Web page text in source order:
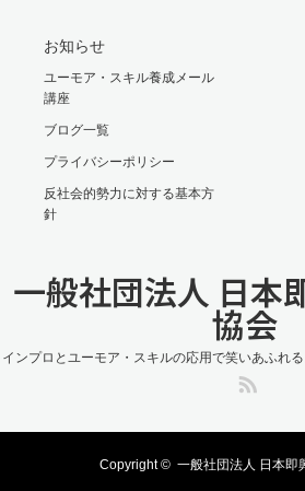
お知らせ
ユーモア・スキル養成メール
講座
ブログ一覧
プライバシーポリシー
反社会的勢力に対する基本方
針
一般社団法人 日本
協会
インプロとユーモア・スキルの応用で笑いあふれ
Copyright © 一般社団法人 日本即